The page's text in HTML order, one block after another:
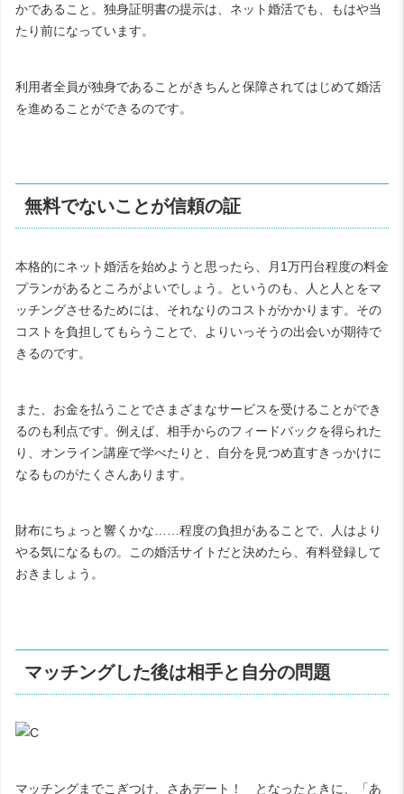
かであること。独身証明書の提示は、ネット婚活でも、もはや当
たり前になっています。
利用者全員が独身であることがきちんと保障されてはじめて婚活
を進めることができるのです。
無料でないことが信頼の証
本格的にネット婚活を始めようと思ったら、月1万円台程度の料金
プランがあるところがよいでしょう。というのも、人と人とをマ
ッチングさせるためには、それなりのコストがかかります。その
コストを負担してもらうことで、よりいっそうの出会いが期待で
きるのです。
また、お金を払うことでさまざまなサービスを受けることができ
るのも利点です。例えば、相手からのフィードバックを得られた
り、オンライン講座で学べたりと、自分を見つめ直すきっかけに
なるものがたくさんあります。
財布にちょっと響くかな……程度の負担があることで、人はより
やる気になるもの。この婚活サイトだと決めたら、有料登録して
おきましょう。
マッチングした後は相手と自分の問題
マッチングまでこぎつけ、さあデート！ となったときに、「あ